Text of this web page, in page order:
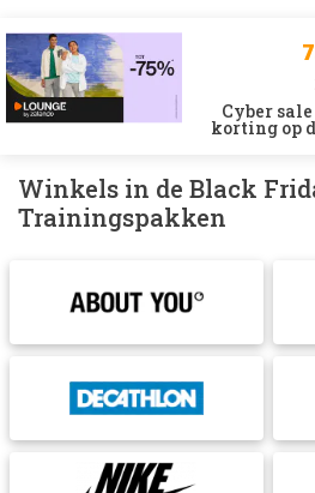
Cyber
korting op
Winkels in de Black
Trainingspakken